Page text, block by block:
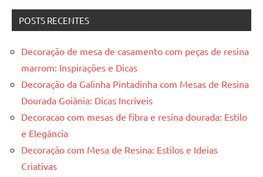
inovadoras
mesas
resinadas.
procura
de
uma
mesa
redonda
POSTS RECENTES
Decoração de mesa de casamento com peças de resina
marrom: Inspirações e Dicas
Decoração da Galinha Pintadinha com Mesas de Resina
Dourada Goiânia: Dicas Incríveis
Decoracao com mesas de fibra e resina dourada: Estilo
e Elegância
Decoração com Mesa de Resina: Estilos e Ideias
Criativas